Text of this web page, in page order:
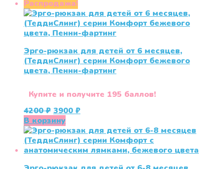
Распродажа!
Эрго-рюкзак для детей от 6 месяцев,
(ТеддиСлинг) серии Комфорт бежевого
цвета, Пенни-фартинг
Купите и получите 195 баллов!
4200₽ Первоначальная
цена
составляла
4200 ₽.
3900 ₽Текущая
3900 ₽.
В корзину